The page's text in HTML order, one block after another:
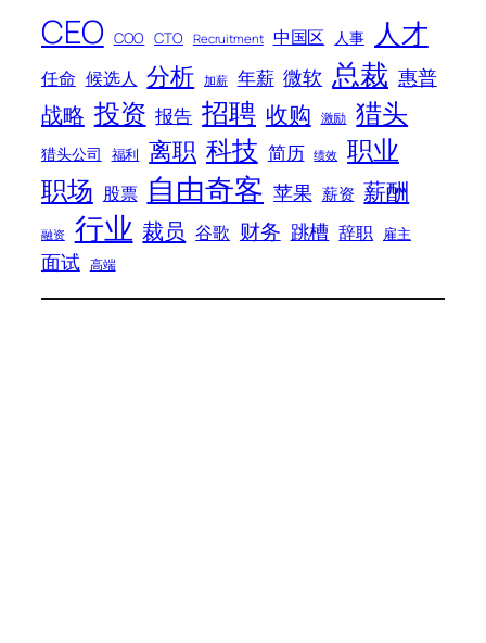
CEO COO CTO Recruitment 中国区 人事 人才
任命 候选人 分析 加薪 年薪 微软 总裁 惠普
战略 投资 报告 招聘 收购 激励 猎头
猎头公司 福利 离职 科技 简历 绩效 职业
职场 股票 自由奇客 苹果 薪资 薪酬
融资 行业 裁员 谷歌 财务 跳槽 辞职 雇主
面试 高端